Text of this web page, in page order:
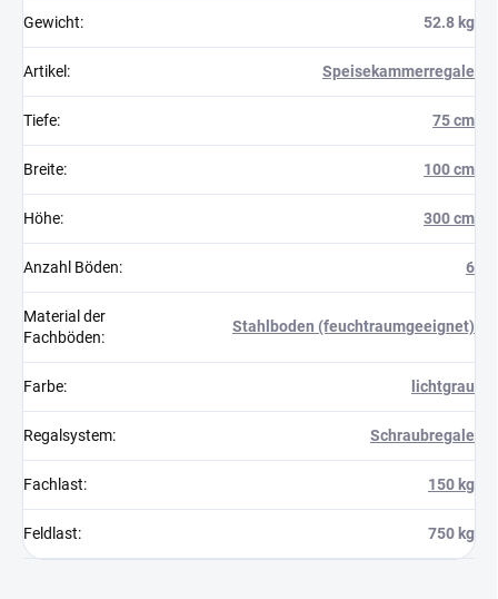
Gewicht: 52.8 kg
Artikel : Speisekammerregale
Tiefe: 75 cm
Breite: 100 cm
Höhe: 300 cm
Anzahl Böden: 6
Material der
Fachböden:
Stahlboden (feuchtraumgeeignet)
Farbe: lichtgrau
Regalsystem: Schraubregale
Fachlast: 150 kg
Feldlast: 750 kg